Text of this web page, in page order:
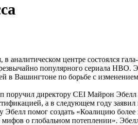
аналитическом центре состоялся
популярного сериала
в Вашингтоне по борьбе с
поручил директору CEI Майрон
а в следующем году
Эбелл помог создать «Коалицию
о глобальном потеплении».